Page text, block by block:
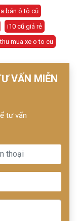
bán ô tô cũ
i10 cũ giá rẻ
thu mua xe o to cu
VẤN MIỄN
tư vấn